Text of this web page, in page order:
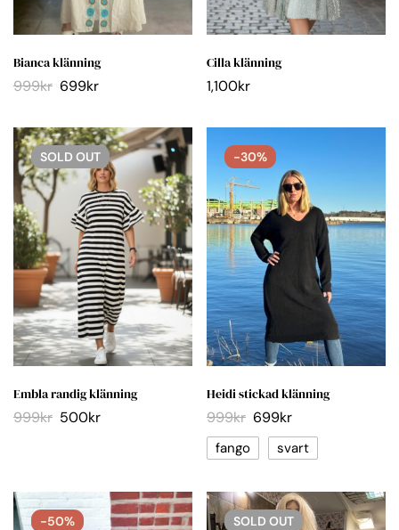
Bianca klänning
999kr 699kr
Cilla klänning
1,100kr
SOLD OUT
Embla randig klänning
999kr 500kr
-30%
Heidi stickad klänning
999kr 699kr
fango svart
-50% SOLD OUT